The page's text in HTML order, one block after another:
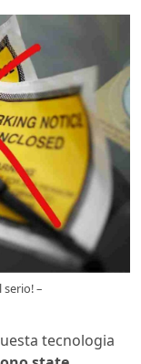
serio! –
tecnologia